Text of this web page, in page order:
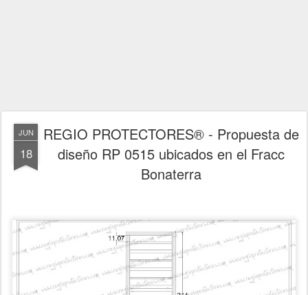
JUN
18
REGIO PROTECTORES® - Propuesta de
diseño RP 0515 ubicados en el Fracc
Bonaterra